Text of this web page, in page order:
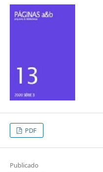
PDF
Publicado